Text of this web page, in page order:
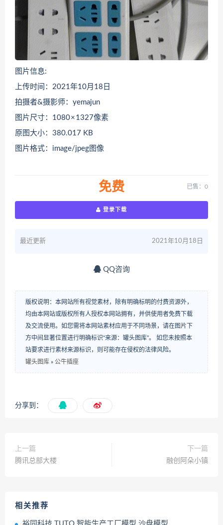
图片信息:
上传时间：2021年10月18日
拍摄者&摄影师：yemajun
图片尺寸：1080 × 1327像素
原图大小：380.017 KB
图片格式：image/jpeg图像
免费 已售：0
登录下载
最近更新 2021年10月18日
QQ咨询
版权说明：本网站所有视觉素材，除有明确标明的付费资源外，
均由本网站或版权所有人授权本网站拥有，并供使用者免费下载
及交流使用。如您需将本网站素材应用于不同场景，请在图片下
方中间显著位置进行明确标识“来源：罐头图库”。 如您未按照本
站要求进行素材来源标识，则可能存在侵权的法律风险。
罐头图库 » 公牛插座
分享到：
上一篇
腾讯总部大楼
下一篇
融创阿朵小镇
相关推荐